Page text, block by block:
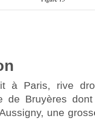
à Paris, rive
de Bruyères
une